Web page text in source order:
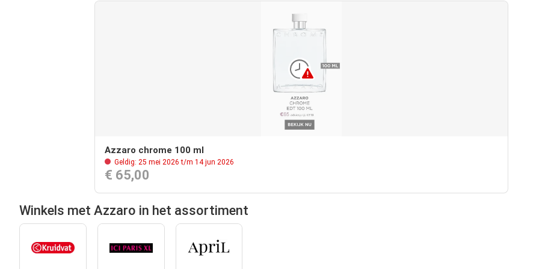
Azzaro chrome 100 ml
Geldig: 25 mei 2026 t/m 14 jun 2026
€ 65,00
Winkels met Azzaro in het assortiment